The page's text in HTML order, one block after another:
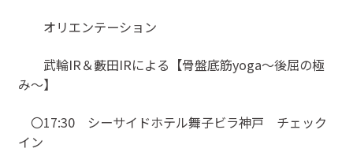
オリエンテーション
武輪IR＆藪田IRによる【骨盤底筋yoga〜後屈の極
み〜】
〇17:30 シーサイドホテル舞子ビラ神戸 チェック
イン